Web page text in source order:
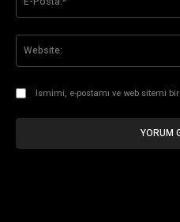
Ismimi, e-postamı ve web sitemi